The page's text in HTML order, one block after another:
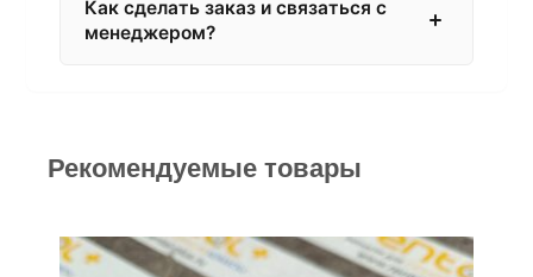
Как сделать заказ и связаться с
менеджером?
Рекомендуемые товары